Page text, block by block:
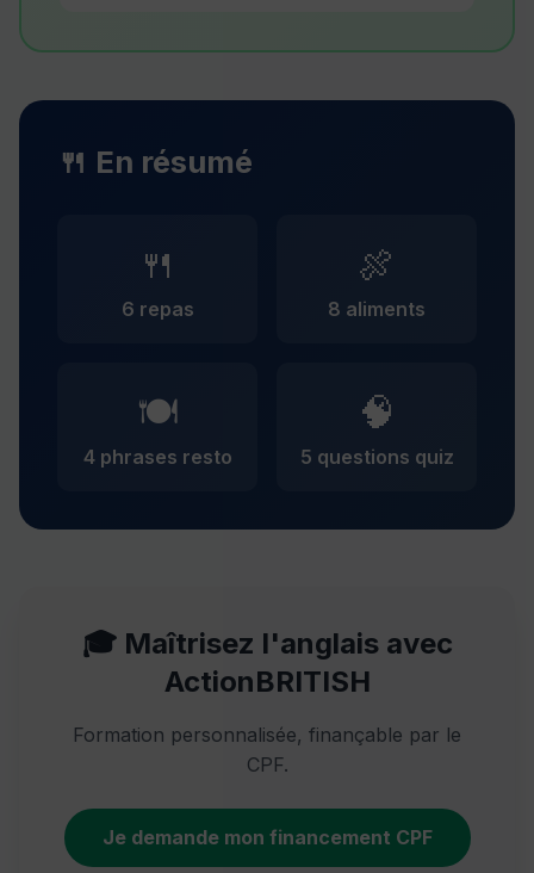
🍴 En résumé
🍴
6 repas
🍖
8 aliments
🍽
4 phrases resto
🧠
5 questions quiz
🎓 Maîtrisez l'anglais avec
ActionBRITISH
Formation personnalisée, finançable par le
CPF.
Je demande mon financement CPF